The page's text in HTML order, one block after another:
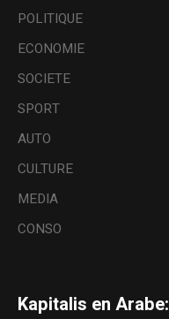
POLITIQUE
ECONOMIE
SOCIETE
SPORT
AUTO
CULTURE
MEDIA
CONSO
Kapitalis en Arabe: